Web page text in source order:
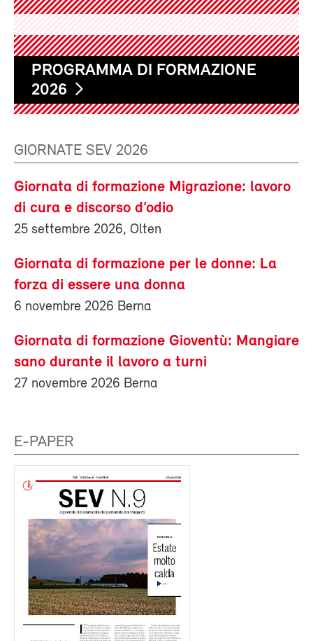
PROGRAMMA DI FORMAZIONE
2026
GIORNATE SEV 2026
Giornata di formazione Migrazione: lavoro
di cura e discorso d’odio
25 settembre 2026, Olten
Giornata di formazione per le donne: La
forza di essere una donna
6 novembre 2026 Berna
Giornata di formazione Gioventù: Mangiare
sano durante il lavoro a turni
27 novembre 2026 Berna
E-PAPER